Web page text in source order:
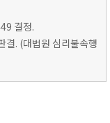
결정.
결. (대법원 심리불속행